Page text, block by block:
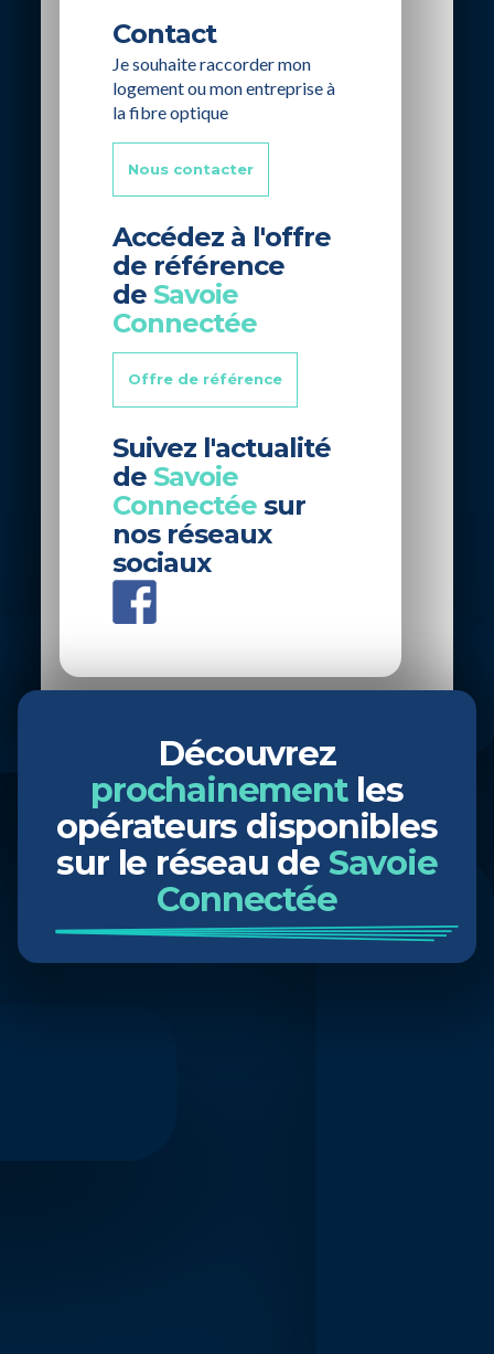
Contact
Je souhaite raccorder mon
logement ou mon entreprise à
la fibre optique
Nous contacter
Accédez à l'offre
de référence
de Savoie
Connectée
Offre de référence
Suivez l'actualité
de Savoie
Connectée sur
nos réseaux
sociaux
Découvrez
prochainementles
opérateurs disponibles
sur le réseau de Savoie
Connectée